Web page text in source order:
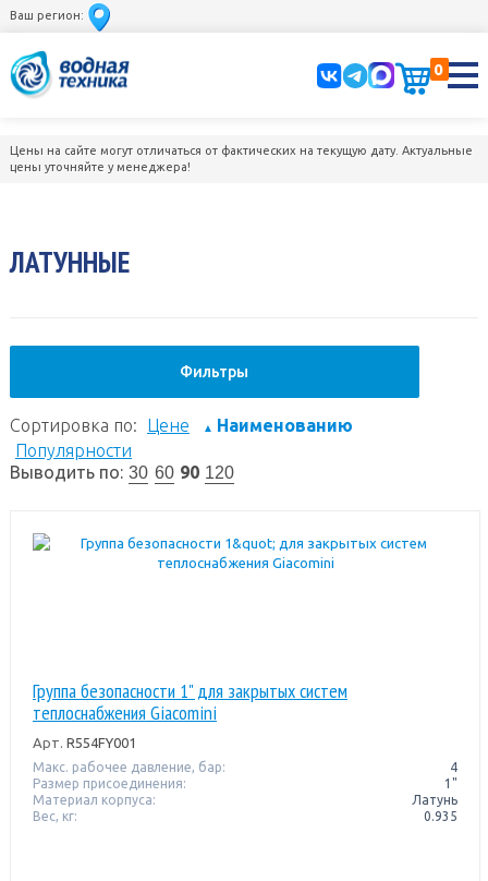
Ваш регион:
0
Цены на сайте могут отличаться от фактических на текущую дату. Актуальные
цены уточняйте у менеджера!
ЛАТУННЫЕ
Фильтры
Сортировка по: Цене ▲ Наименованию
Популярности
Выводить по: 30 60 90 120
Группа безопасности 1" для закрытых систем
теплоснабжения Giacomini
Арт. R554FY001
Макс. рабочее давление, бар:
4
Размер присоединения:
1"
Материал корпуса:
Латунь
Вес, кг:
0.935